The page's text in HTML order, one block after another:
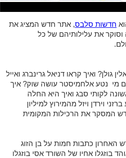
חדשות סלבס, אתר חדש המציג את
את עלילותיהם של כל
ואיך קראו דניאל גרינברג ואייל
מי נטע אלחמיסטר עושה שוק? איך
לקותי סבג ואיך היא החלה
וירדן ויזל מהמירוץ למיליון
המסקר את הרכילות המקומית
כתבות חמות על בן הזוג
בוזגלו אחיו של השורד אסי בוזגלו